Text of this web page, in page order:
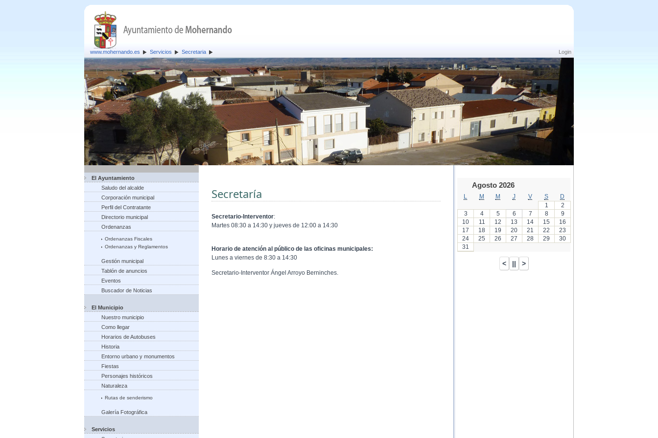
Login
www.mohernando.es Servicios Secretaria
El Ayuntamiento
Saludo del alcalde
Corporación municipal
Perfil del Contratante
Directorio municipal
Ordenanzas
Ordenanzas Fiscales
Ordenanzas y Reglamentos
Gestión municipal
Tablón de anuncios
Eventos
Buscador de Noticias
El Municipio
Nuestro municipio
Como llegar
Horarios de Autobuses
Historia
Entorno urbano y monumentos
Fiestas
Personajes históricos
Naturaleza
Rutas de senderismo
Galería Fotográfica
Servicios
Secretaría
Secretario-Interventor:
Martes 08:30 a 14:30 y jueves de 12:00 a 14:30
Horario de atención al público de las oficinas municipales:
Lunes a viernes de 8:30 a 14:30
Secretario-Interventor Ángel Arroyo Berninches.
Agosto 2026
M M J V S
D
1
2
3
4 5 6 7 8
9
10
11 12 13 14 15
16
17
18 19 20 21 22
23
24
25 26 27 28 29
30
31